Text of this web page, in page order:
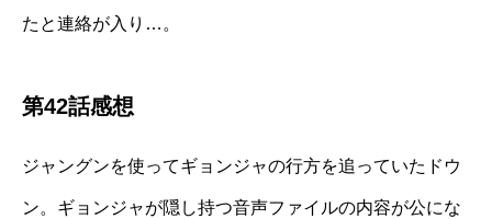
たと連絡が入り…。
第42話感想
ジャングンを使ってギョンジャの行方を追っていたドウ
ン。ギョンジャが隠し持つ音声ファイルの内容が公にな